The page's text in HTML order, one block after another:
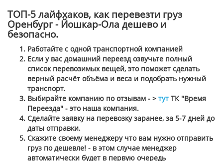
ТОП-5 лайфхаков, как перевезти груз
Оренбург - Йошкар-Ола дешево и
безопасно.
Работайте с одной транспортной компанией
Если у вас домашний переезд озвучьте полный
список перевозимых вещей, это поможет сделать
верный расчёт объёма и веса и подобрать нужный
транспорт.
Выбирайте компанию по отзывам - > тут ТК "Время
Переезда" - это наша компания.
Сделайте заявку на перевозку заранее, за 5-7 дней до
даты отправки.
Скажите своему менеджеру что вам нужно отправить
груз по дешевле! - в этом случае менеджер
автоматически будет в первую очередь